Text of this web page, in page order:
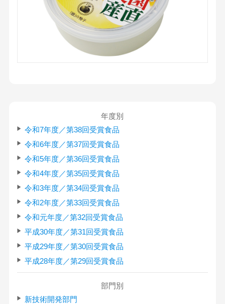
年度別
令和7年度／第38回受賞食品
令和6年度／第37回受賞食品
令和5年度／第36回受賞食品
令和4年度／第35回受賞食品
令和3年度／第34回受賞食品
令和2年度／第33回受賞食品
令和元年度／第32回受賞食品
平成30年度／第31回受賞食品
平成29年度／第30回受賞食品
平成28年度／第29回受賞食品
部門別
新技術開発部門